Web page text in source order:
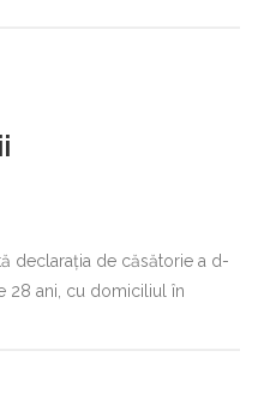
declaraţia de căsătorie a d-
28 ani, cu domiciliul în